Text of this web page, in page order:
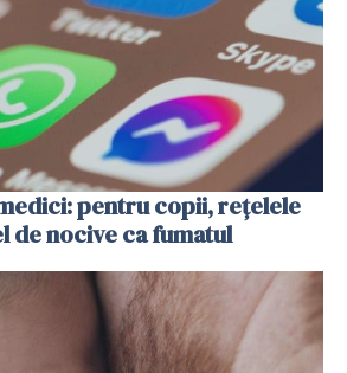
pentru copii, rețelele
de nocive ca fumatul